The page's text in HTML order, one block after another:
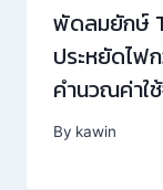
พัดลมยักษ์
ประหยัดไฟ
คำนวณค่าใ
By kawin